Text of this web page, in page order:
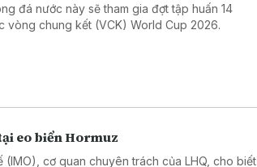
đá nước này sẽ tham gia đợt tập huấn 14
vòng chung kết (VCK) World Cup 2026.
eo biển Hormuz
cơ quan chuyên trách của LHQ, cho biết